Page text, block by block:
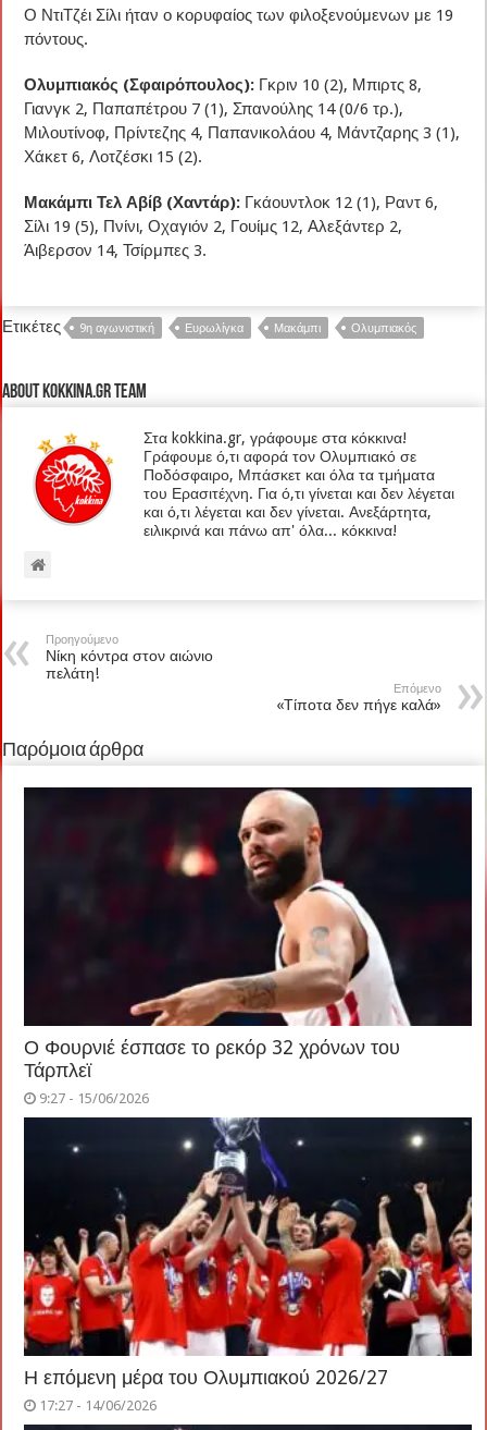
Ο ΝτιΤζέι Σίλι ήταν ο κορυφαίος των φιλοξενούμενων με 19
πόντους.
Ολυμπιακός (Σφαιρόπουλος): Γκριν 10 (2), Μπιρτς 8,
Γιανγκ 2, Παπαπέτρου 7 (1), Σπανούλης 14 (0/6 τρ.),
Μιλουτίνοφ, Πρίντεζης 4, Παπανικολάου 4, Μάντζαρης 3 (1),
Χάκετ 6, Λοτζέσκι 15 (2).
Μακάμπι Τελ Αβίβ (Χαντάρ): Γκάουντλοκ 12 (1), Ραντ 6,
Σίλι 19 (5), Πνίνι, Οχαγιόν 2, Γουίμς 12, Αλεξάντερ 2,
Άιβερσον 14, Τσίρμπες 3.
Ετικέτες 9η αγωνιστική Ευρωλίγκα Μακάμπι Ολυμπιακός
About kokkina.gr TEAM
Στα kokkina.gr, γράφουμε στα κόκκινα!
Γράφουμε ό,τι αφορά τον Ολυμπιακό σε
Ποδόσφαιρο, Μπάσκετ και όλα τα τμήματα
του Ερασιτέχνη. Για ό,τι γίνεται και δεν λέγεται
και ό,τι λέγεται και δεν γίνεται. Ανεξάρτητα,
ειλικρινά και πάνω απ' όλα... κόκκινα!
Προηγούμενο
Νίκη κόντρα στον αιώνιο
πελάτη!
Επόμενο
«Τίποτα δεν πήγε καλά»
Παρόμοια άρθρα
Ο Φουρνιέ έσπασε το ρεκόρ 32 χρόνων του
Τάρπλεϊ
9:27 - 15/06/2026
Η επόμενη μέρα του Ολυμπιακού 2026/27
17:27 - 14/06/2026